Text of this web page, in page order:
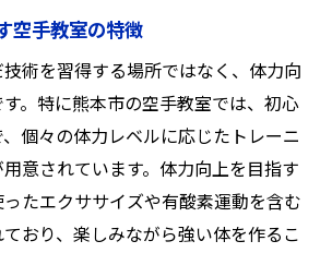
空手教室の特徴
術を習得する場所ではなく、体力向
。特に熊本市の空手教室では、初心
個々の体力レベルに応じたトレーニ
意されています。体力向上を目指す
たエクササイズや有酸素運動を含む
おり、楽しみながら強い体を作るこ